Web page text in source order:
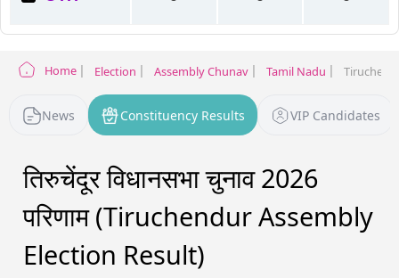
Home Election Assembly Chunav Tamil Nadu
News Constituency Results VIP Candidates
तिरुचेंदूर विधानसभा चुनाव 2026
परिणाम (Tiruchendur Assembly
Election Result)